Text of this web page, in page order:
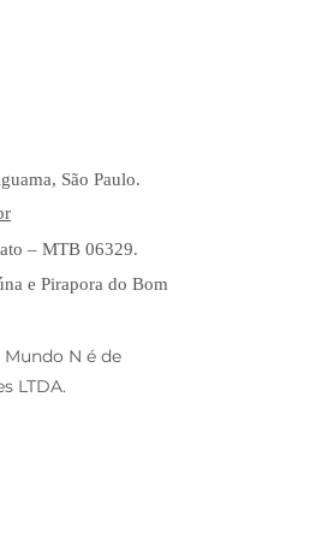
São Paulo.
– MTB 06329.
e Pirapora do Bom
N é de
LTDA.